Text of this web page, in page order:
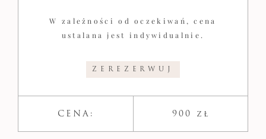
W zależności od oczekiwań, cena
ustalana jest indywidualnie.
ZEREZERWUJ
CENA: 900 zł​